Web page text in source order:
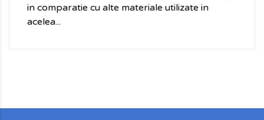
in comparatie cu alte materiale utilizate in
acelea...